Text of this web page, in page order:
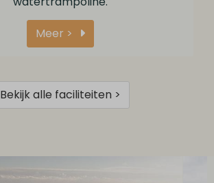
Meer >
Bekijk alle faciliteiten >